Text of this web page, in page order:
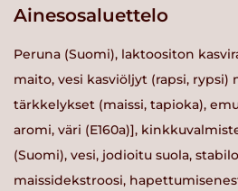
Ainesosaluettelo
Peruna (Suomi), laktoositon
maito, vesi kasviöljyt (rapsi,
tärkkelykset (maissi, tapioka),
aromi, väri (E160a)],
(Suomi), vesi, jodioitu suola,
maissidekstroosi,